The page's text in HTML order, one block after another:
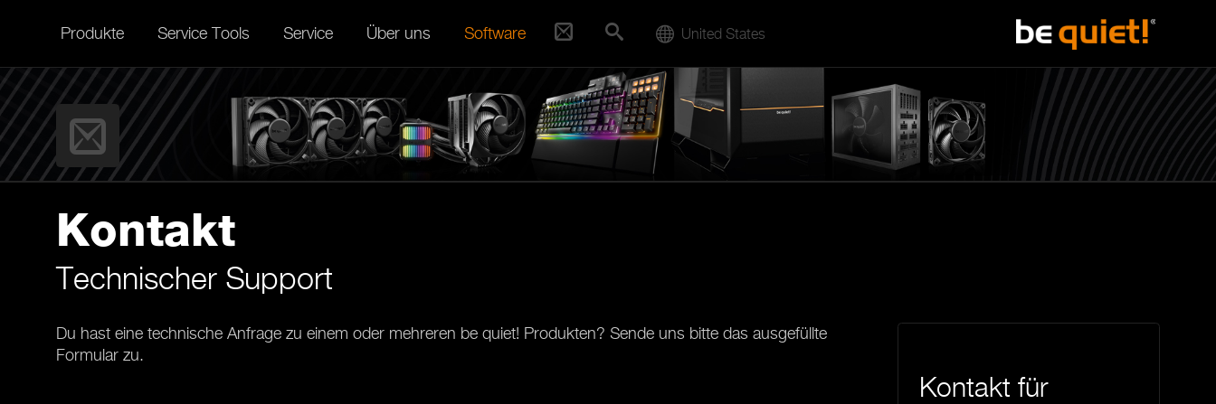
Produkte Service Tools Service Über uns Software United States
Kontakt
Technischer Support
Du hast eine technische Anfrage zu einem oder mehreren be quiet! Produkten? Sende uns bitte das ausgefüllte
Formular zu.
Kontakt für